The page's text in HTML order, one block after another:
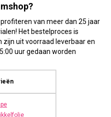
van meer dan 25 jaar
Het bestelproces is
zijn uit voorraad leverbaar en
uur gedaan worden